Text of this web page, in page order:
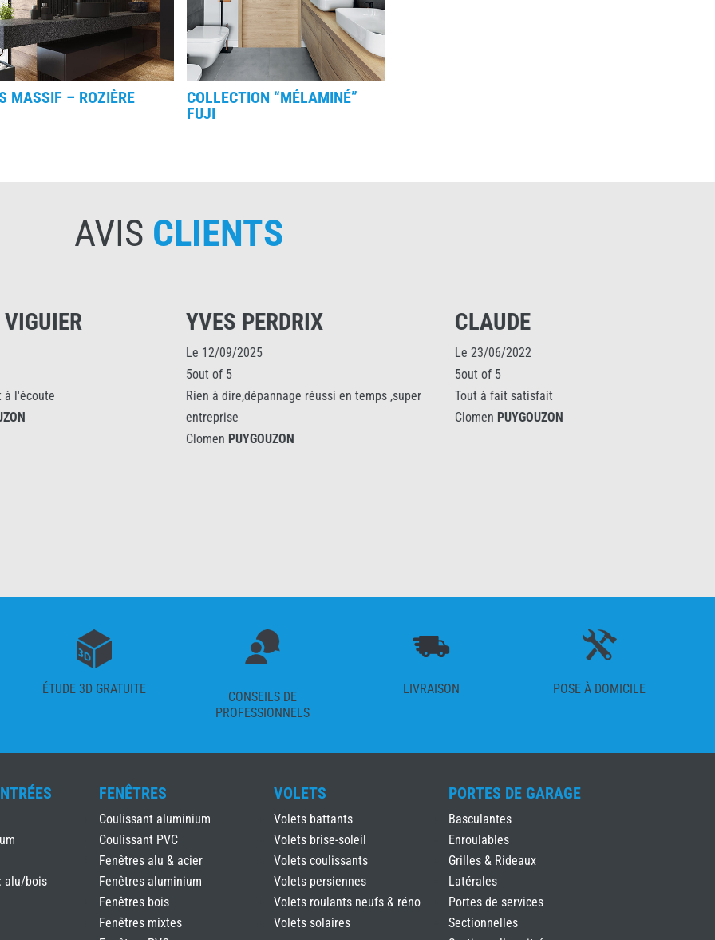
MASSIF – ROZIÈRE
COLLECTION “MÉLAMINÉ”
FUJI
AVIS CLIENTS
réussi en temps ,super
CLAUDE
Le 23/06/2022
5out of 5
Tout à fait satisfait
ClomenPUYGOUZON
MARIE YVONNE LE
TOULLEC
Le 15/05/2025
5out of 5
Entreprise performante : modèle très beau,
ÉTUDE 3D GRATUITE
CONSEILS DE
PROFESSIONNELS
LIVRAISON POSE À DOMICILE
alu/bois
FENÊTRES
Coulissant aluminium
Coulissant PVC
Fenêtres alu & acier
Fenêtres aluminium
Fenêtres bois
Fenêtres mixtes
VOLETS
Volets battants
Volets brise-soleil
Volets coulissants
Volets persiennes
Volets roulants neufs & réno
Volets solaires
PORTES DE GARAGE
Basculantes
Enroulables
Grilles & Rideaux
Latérales
Portes de services
Sectionnelles